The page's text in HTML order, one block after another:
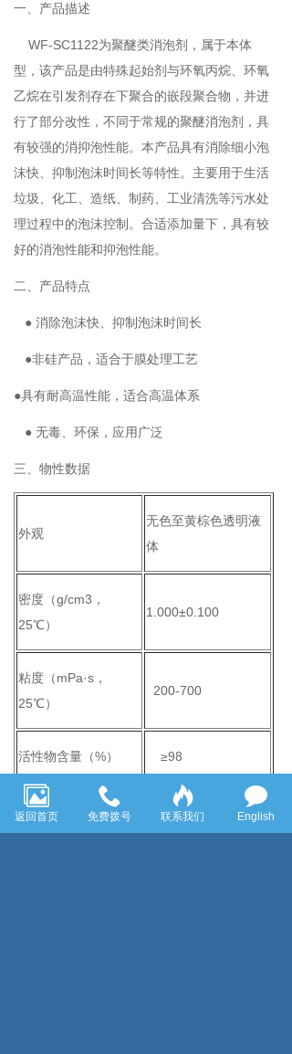
一、产品描述
WF-SC1122为聚醚类消泡剂，属于本体
型，该产品是由特殊起始剂与环氧丙烷、环氧
乙烷在引发剂存在下聚合的嵌段聚合物，并进
行了部分改性，不同于常规的聚醚消泡剂，具
有较强的消抑泡性能。本产品具有消除细小泡
沫快、抑制泡沫时间长等特性。主要用于生活
垃圾、化工、造纸、制药、工业清洗等污水处
理过程中的泡沫控制。合适添加量下，具有较
好的消泡性能和抑泡性能。
二、产品特点
● 消除泡沫快、抑制泡沫时间长
●非硅产品，适合于膜处理工艺
●具有耐高温性能，适合高温体系
● 无毒、环保，应用广泛
三、物性数据
外观
无色至黄棕色透明液
体
密度（g/cm3，
25℃）
1.000±0.100
粘度（mPa·s，
25℃）
200-700
活性物含量（%） ≥98
四、使用方法
返回首页 免费拨号 联系我们 English